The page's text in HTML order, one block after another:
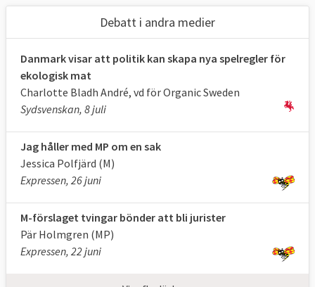
Den sista posten går till att utveckla en
exempelvis handla om att tillhandahålla
bredband eller göra det bättre för djur.
Det är i stort upp till de enskilda
medlemsländerna hur de vill utforma och
använda de olika jordbruksstöden.
Det land som får mest jordbruksstöd är
Frankrike medan Bulgarien och Rumänien
får mest i förhållande till ländernas
ekonomi.
Debatt i andra medier
Danmark visar att politik kan skapa nya spelregler för
ekologisk mat
Charlotte Bladh André, vd för Organic Sweden
Sydsvenskan, 8 juli
Jag håller med MP om en sak
Jessica Polfjärd (M)
Expressen, 26 juni
M-förslaget tvingar bönder att bli jurister
Pär Holmgren (MP)
Expressen, 22 juni